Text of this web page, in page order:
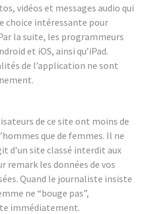
vidéos et messages audio qui
choice intéressante pour
la suite, les programmeurs
et iOS, ainsi qu’iPad.
de l’application ne sont
de ce site ont moins de
que de femmes. Il ne
d’un site classé interdit aux
remark les données de vos
Quand le journaliste insiste
ne “bouge pas”,
immédiatement.